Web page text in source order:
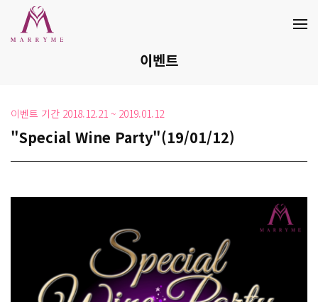
이벤트
이벤트 기간 2018.12.21 ~ 2019.01.12
"Special Wine Party"(19/01/12)